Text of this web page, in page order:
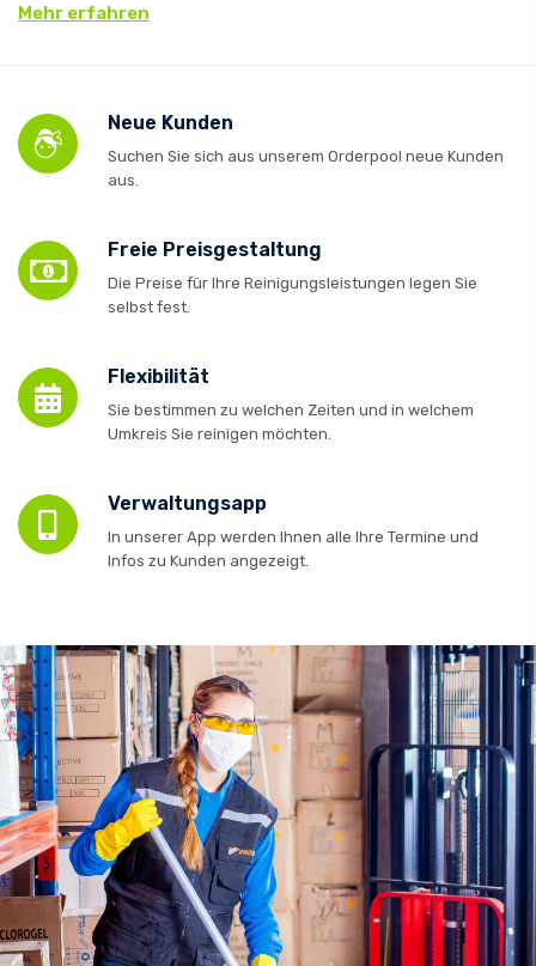
Mehr erfahren
Neue Kunden
Suchen Sie sich aus unserem Orderpool neue Kunden
aus.
Freie Preisgestaltung
Die Preise für Ihre Reinigungsleistungen legen Sie
selbst fest.
Flexibilität
Sie bestimmen zu welchen Zeiten und in welchem
Umkreis Sie reinigen möchten.
Verwaltungsapp
In unserer App werden Ihnen alle Ihre Termine und
Infos zu Kunden angezeigt.